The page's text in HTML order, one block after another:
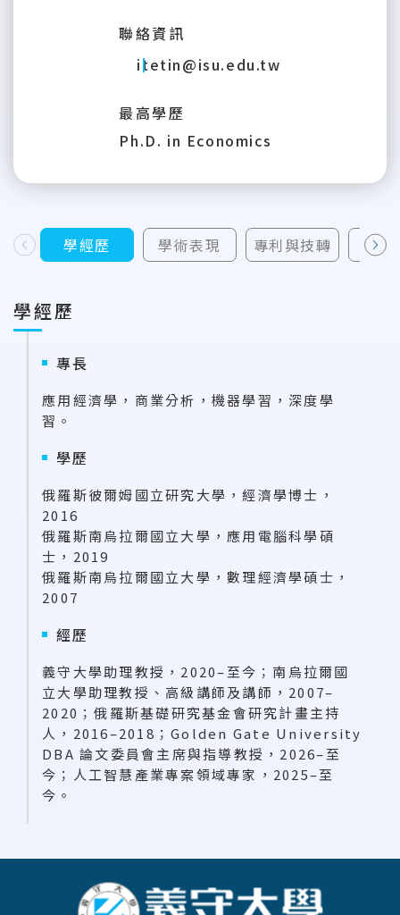
聯絡資訊
itetin@isu.edu.tw
最高學歷
Ph.D. in Economics
上一則學經歷 學術表現 專利與技轉 下一則
學經歷
專長
應用經濟學，商業分析，機器學習，深度學
習。
學歷
俄羅斯彼爾姆國立研究大學，經濟學博士，
2016
俄羅斯南烏拉爾國立大學，應用電腦科學碩
士，2019
俄羅斯南烏拉爾國立大學，數理經濟學碩士，
2007
經歷
義守大學助理教授，2020–至今；南烏拉爾國
立大學助理教授、高級講師及講師，2007–
2020；俄羅斯基礎研究基金會研究計畫主持
人，2016–2018；Golden Gate University
DBA 論文委員會主席與指導教授，2026–至
今；人工智慧產業專案領域專家，2025–至
今。